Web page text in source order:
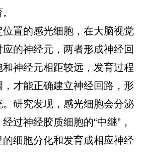
置的感光细胞，在大脑视觉
的神经元，两者形成神经回
神经元相距较远，发育过程
才能正确建立神经回路，形
研究发现，感光细胞会分泌
过神经胶质细胞的“中继”，
细胞分化和发育成相应神经